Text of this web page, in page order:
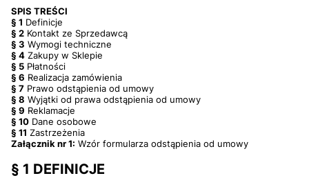
SPIS TREŚCI
§ 1 Definicje
§ 2 Kontakt ze Sprzedawcą
§ 3 Wymogi techniczne
§ 4 Zakupy w Sklepie
§ 5 Płatności
§ 6 Realizacja zamówienia
§ 7 Prawo odstąpienia od umowy
§ 8 Wyjątki od prawa odstąpienia od umowy
§ 9 Reklamacje
§ 10 Dane osobowe
§ 11 Zastrzeżenia
Załącznik nr 1: Wzór formularza odstąpienia od umowy
§ 1 DEFINICJE